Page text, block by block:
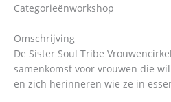
Categorieënworkshop
Omschrijving
De Sister Soul Tribe
samenkomst voor vrouwen die
en zich herinneren wie ze in